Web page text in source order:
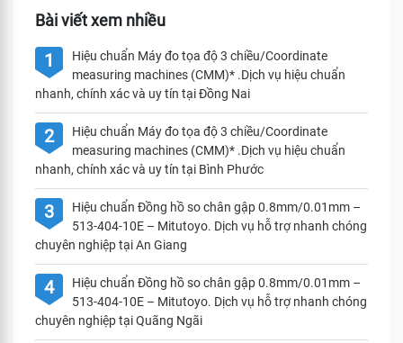
Bài viết xem nhiều
1
Hiệu chuẩn Máy đo tọa độ 3 chiều/Coordinate
measuring machines (CMM)* .Dịch vụ hiệu chuẩn
nhanh, chính xác và uy tín tại Đồng Nai
2
Hiệu chuẩn Máy đo tọa độ 3 chiều/Coordinate
measuring machines (CMM)* .Dịch vụ hiệu chuẩn
nhanh, chính xác và uy tín tại Bình Phước
3
Hiệu chuẩn Đồng hồ so chân gập 0.8mm/0.01mm –
513-404-10E – Mitutoyo. Dịch vụ hỗ trợ nhanh chóng
chuyên nghiệp tại An Giang
4
Hiệu chuẩn Đồng hồ so chân gập 0.8mm/0.01mm –
513-404-10E – Mitutoyo. Dịch vụ hỗ trợ nhanh chóng
chuyên nghiệp tại Quãng Ngãi